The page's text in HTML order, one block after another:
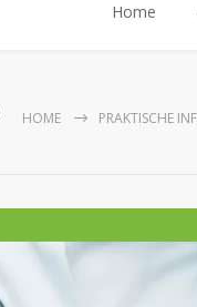
Home
HOME PRAKTISCHE